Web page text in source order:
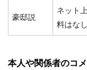
豪邸説
ネット
料はなし
本人や関係者のコ